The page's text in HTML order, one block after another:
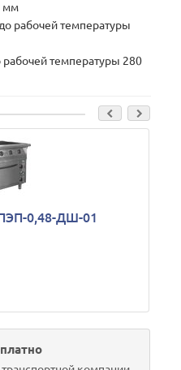
мм
рабочей температуры
температуры 280
0,48-ДШ-01